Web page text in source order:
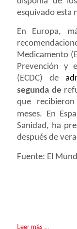
esquivado esta
En Europa,
Medicamento
Prevención y
(ECDC) de
segunda de
que
meses. En
Sanidad, ha
después de
Fuente: El
Leer más ...